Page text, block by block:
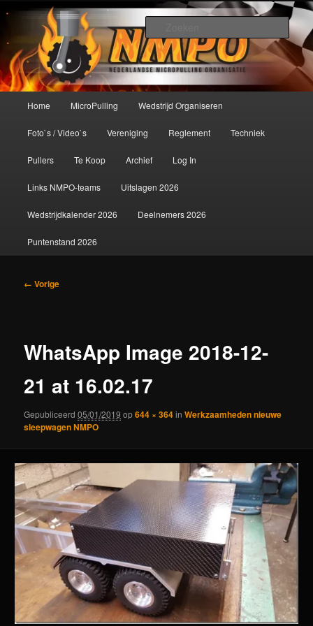
primaire
inhoudNederlandse MicroPulling
Organisatie
De meest krachtige modelbouwsport ter wereld!
Home MicroPulling Wedstrijd Organiseren
Foto`s / Video`s Vereniging Reglement Techniek
Pullers Te Koop Archief Log In
Links NMPO-teams Uitslagen 2026
Wedstrijdkalender 2026 Deelnemers 2026
Puntenstand 2026
Afbeeldingsnavigatie
← Vorige
WhatsApp Image 2018-12-
21 at 16.02.17
Gepubliceerd05/01/2019 op644 × 364inWerkzaamheden nieuwe
sleepwagen NMPO